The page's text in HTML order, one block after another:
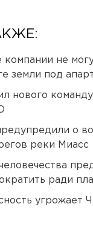
не
земли под
нового
о
реки Миасс
ради
угрожает